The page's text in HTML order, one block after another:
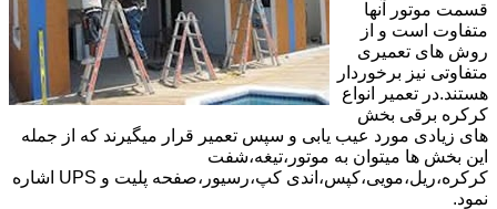
قسمت موتور آنها
متفاوت است و از
روش های تعمیری
متفاوتی نیز برخوردار
هستند.در تعمیر انواع
کرکره برقی بخش
های زیادی مورد عیب یابی و سپس تعمیر قرار میگیرند که از جمله
این بخش ها میتوان به موتور،تیغه،شفت
کرکره،ریل،مویی،کپس،اندی کپ،رسیور،صفحه پلیت و UPS اشاره
نمود.